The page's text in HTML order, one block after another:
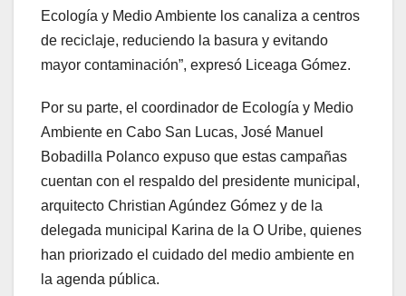
Ecología y Medio Ambiente los canaliza a centros
de reciclaje, reduciendo la basura y evitando
mayor contaminación”, expresó Liceaga Gómez.
Por su parte, el coordinador de Ecología y Medio
Ambiente en Cabo San Lucas, José Manuel
Bobadilla Polanco expuso que estas campañas
cuentan con el respaldo del presidente municipal,
arquitecto Christian Agúndez Gómez y de la
delegada municipal Karina de la O Uribe, quienes
han priorizado el cuidado del medio ambiente en
la agenda pública.